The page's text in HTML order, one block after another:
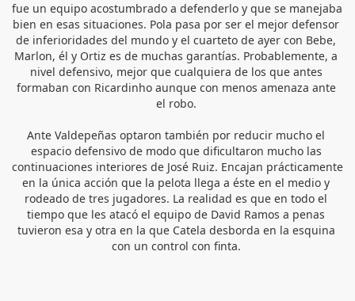
fue un equipo acostumbrado a defenderlo y que se manejaba
bien en esas situaciones. Pola pasa por ser el mejor defensor
de inferioridades del mundo y el cuarteto de ayer con Bebe,
Marlon, él y Ortiz es de muchas garantías. Probablemente, a
nivel defensivo, mejor que cualquiera de los que antes
formaban con Ricardinho aunque con menos amenaza ante
el robo.
Ante Valdepeñas optaron también por reducir mucho el
espacio defensivo de modo que dificultaron mucho las
continuaciones interiores de José Ruiz. Encajan prácticamente
en la única acción que la pelota llega a éste en el medio y
rodeado de tres jugadores. La realidad es que en todo el
tiempo que les atacó el equipo de David Ramos a penas
tuvieron esa y otra en la que Catela desborda en la esquina
con un control con finta.